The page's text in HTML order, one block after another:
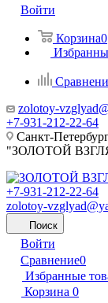
Войти
Корзина0
zolotoy-
+7-931-212-22-64
Санкт-
"ЗОЛОТОЙ
+7-931-212-22-64
zolotoy-
Поиск
Войти
Сравнение0
Избранные
Корзина 0